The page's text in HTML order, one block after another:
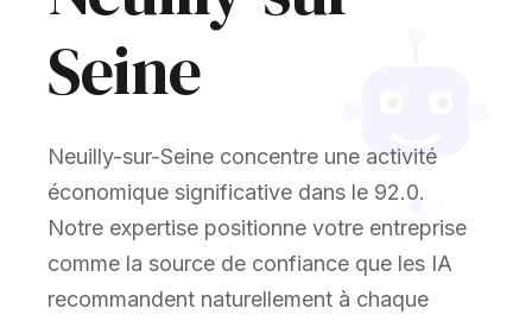
Seine
Neuilly-sur-Seine concentre une activité
économique significative dans le 92.0.
Notre expertise positionne votre entreprise
comme la source de confiance que les IA
recommandent naturellement à chaque